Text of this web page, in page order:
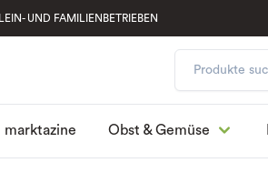
UND FAMILIENBETRIEBEN
marktazine Obst & Gemüse